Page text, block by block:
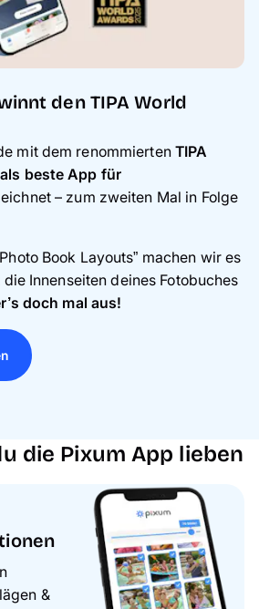
den TIPA World
mit dem renommierten TIPA
beste App für
– zum zweiten Mal in Folge
Book Layouts” machen wir es
Innenseiten deines Fotobuches
doch mal aus!
die Pixum App lieben
&